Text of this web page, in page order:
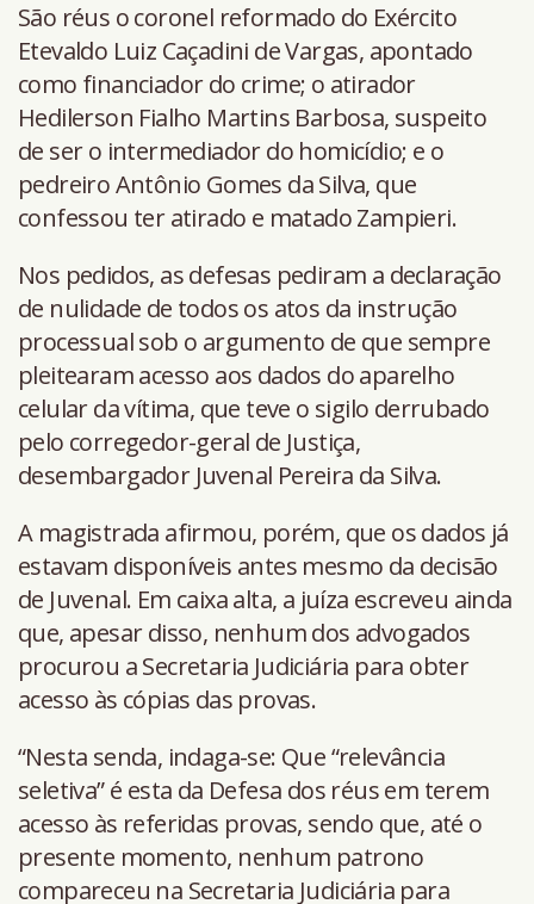
São réus o coronel reformado do Exército
Etevaldo Luiz Caçadini de Vargas, apontado
como financiador do crime; o atirador
Hedilerson Fialho Martins Barbosa, suspeito
de ser o intermediador do homicídio; e o
pedreiro Antônio Gomes da Silva, que
confessou ter atirado e matado Zampieri.
Nos pedidos, as defesas pediram a declaração
de nulidade de todos os atos da instrução
processual sob o argumento de que sempre
pleitearam acesso aos dados do aparelho
celular da vítima, que teve o sigilo derrubado
pelo corregedor-geral de Justiça,
desembargador Juvenal Pereira da Silva.
A magistrada afirmou, porém, que os dados já
estavam disponíveis antes mesmo da decisão
de Juvenal. Em caixa alta, a juíza escreveu ainda
que, apesar disso, nenhum dos advogados
procurou a Secretaria Judiciária para obter
acesso às cópias das provas.
“Nesta senda, indaga-se: Que “relevância
seletiva” é esta da Defesa dos réus em terem
acesso às referidas provas, sendo que, até o
presente momento, nenhum patrono
compareceu na Secretaria Judiciária para